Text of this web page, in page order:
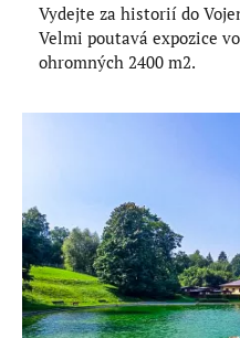
Vydejte za historií do
Velmi poutavá expozice
ohromných 2400 m2.